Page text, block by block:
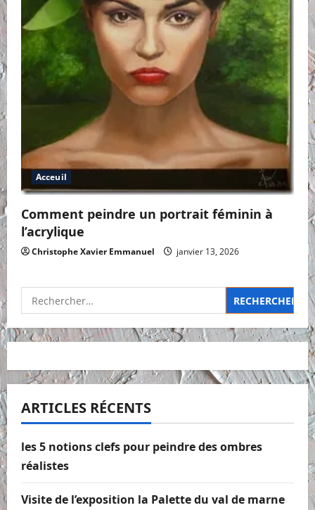
Acceuil
Comment peindre un portrait féminin à
l’acrylique
Christophe Xavier Emmanuel janvier 13, 2026
Rechercher :
ARTICLES RÉCENTS
les 5 notions clefs pour peindre des ombres
réalistes
Visite de l’exposition la Palette du val de marne